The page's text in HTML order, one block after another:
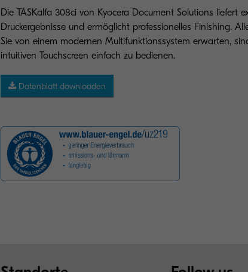
Die TASKalfa 308ci von Kyocera Document Solutions liefert
Druckergebnisse und ermöglicht professionelles Finishing.
Sie von einem modernen Multifunktionssystem erwarten,
intuitiven Touchscreen einfach zu bedienen.
Datenblatt downloaden